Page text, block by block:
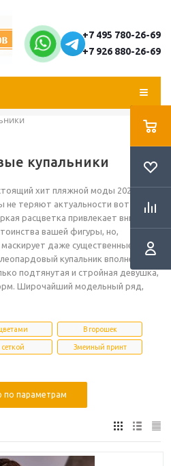
+7 495 780-26-69
+7 926 880-26-69
купальники
хит пляжной моды 2022 –
не теряют актуальности вот уже
расцветка привлекает внимание
вашей фигуры, но,
даже существенные ее
купальник вполне
подтянутая и стройная девушка,
Широчайший модельный ряд,
В горошек
сеткой Змеиный принт
по параметрам